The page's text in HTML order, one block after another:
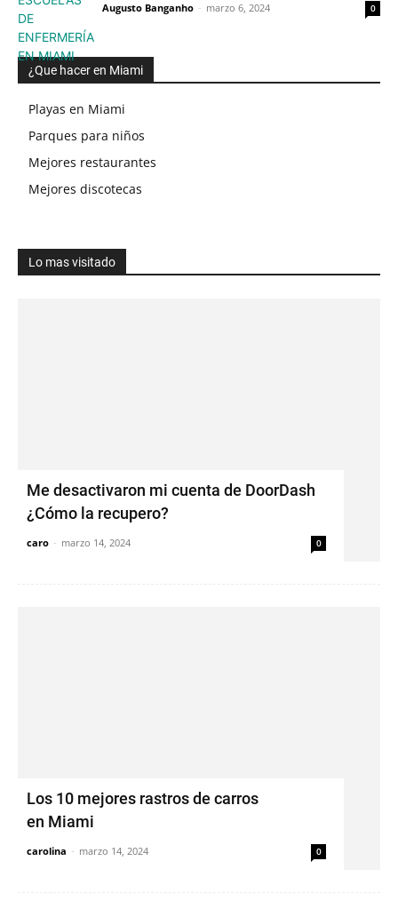
Augusto Banganho - marzo 6, 2024 0
¿Que hacer en Miami
Playas en Miami
Parques para niños
Mejores restaurantes
Mejores discotecas
Lo mas visitado
Me desactivaron mi cuenta de DoorDash
¿Cómo la recupero?
caro - marzo 14, 2024 0
Los 10 mejores rastros de carros
en Miami
carolina - marzo 14, 2024 0